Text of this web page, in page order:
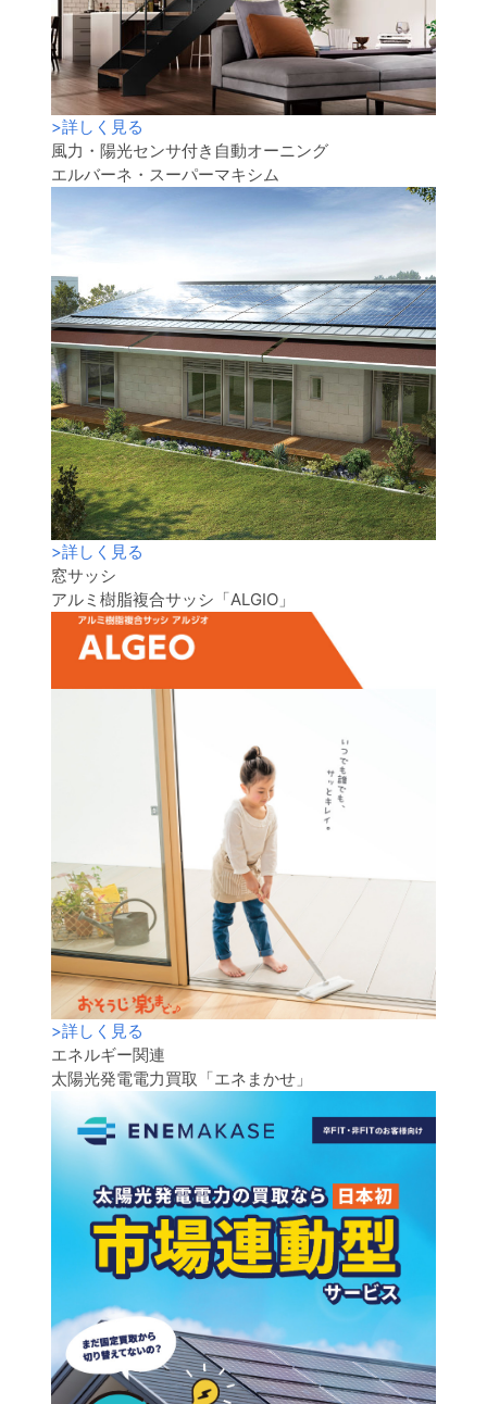
>詳しく見る
風力・陽光センサ付き自動オーニング
エルバーネ・スーパーマキシム
>詳しく見る
窓サッシ
アルミ樹脂複合サッシ「ALGIO」
>詳しく見る
エネルギー関連
太陽光発電電力買取「エネまかせ」